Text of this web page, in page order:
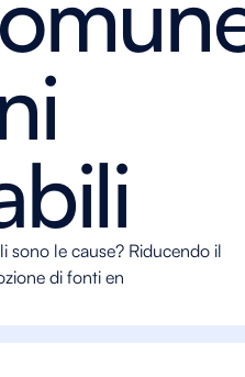
sono le cause? Riducendo il
di fonti en